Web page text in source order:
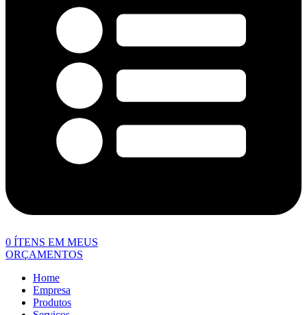
0 ÍTENS EM MEUS
ORÇAMENTOS
Home
Empresa
Produtos